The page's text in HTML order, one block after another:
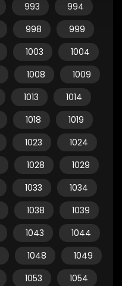
993
994
998
999
1003
1004
1008
1009
1013
1014
1018
1019
1023
1024
1028
1029
1033
1034
1038
1039
1043
1044
1048
1049
1053
1054